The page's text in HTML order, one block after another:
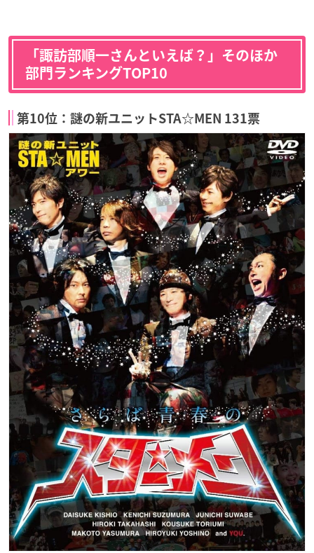
「諏訪部順一さんといえば？」そのほか
部門ランキングTOP10
第10位：謎の新ユニットSTA☆MEN 131票